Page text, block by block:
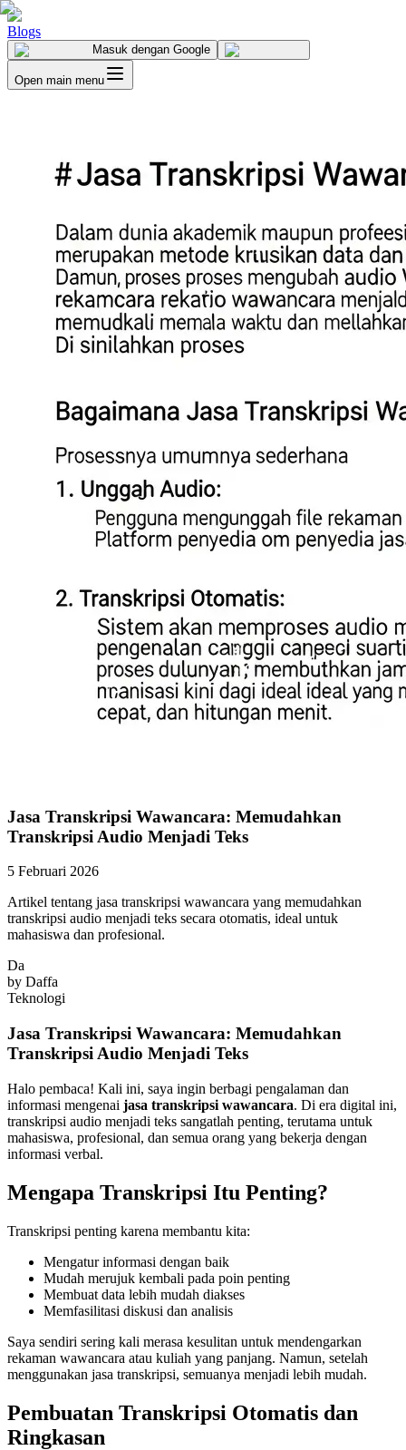
Blogs
Masuk dengan Google
Open main menu
Jasa Transkripsi Wawancara: Memudahkan
Transkripsi Audio Menjadi Teks
5 Februari 2026
Artikel tentang jasa transkripsi wawancara yang memudahkan
transkripsi audio menjadi teks secara otomatis, ideal untuk
mahasiswa dan profesional.
Da
by Daffa
Teknologi
Jasa Transkripsi Wawancara: Memudahkan
Transkripsi Audio Menjadi Teks
Halo pembaca! Kali ini, saya ingin berbagi pengalaman dan
informasi mengenai jasa transkripsi wawancara. Di era digital ini,
transkripsi audio menjadi teks sangatlah penting, terutama untuk
mahasiswa, profesional, dan semua orang yang bekerja dengan
informasi verbal.
Mengapa Transkripsi Itu Penting?
Transkripsi penting karena membantu kita:
Mengatur informasi dengan baik
Mudah merujuk kembali pada poin penting
Membuat data lebih mudah diakses
Memfasilitasi diskusi dan analisis
Saya sendiri sering kali merasa kesulitan untuk mendengarkan
rekaman wawancara atau kuliah yang panjang. Namun, setelah
menggunakan jasa transkripsi, semuanya menjadi lebih mudah.
Pembuatan Transkripsi Otomatis dan
Ringkasan